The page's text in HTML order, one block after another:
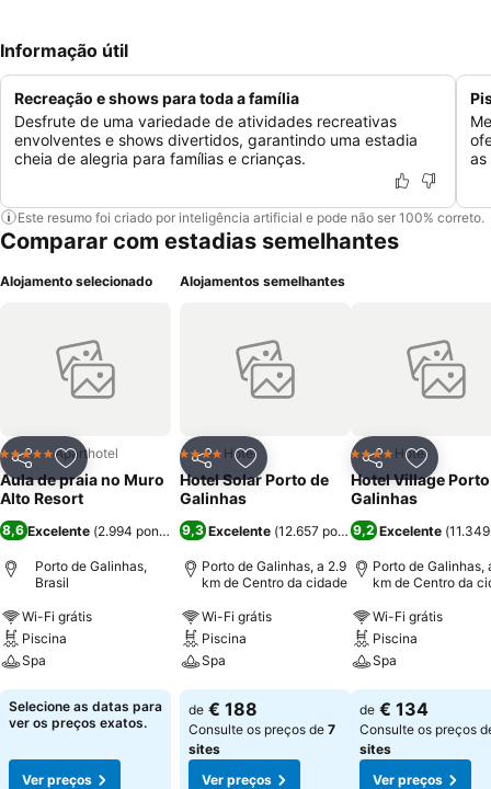
Informação útil
Recreação e shows para toda a família
Desfrute de uma variedade de atividades recreativas
envolventes e shows divertidos, garantindo uma estadia
cheia de alegria para famílias e crianças.
as
Este resumo foi criado por inteligência artificial e pode não ser 100% correto.
Comparar com estadias semelhantes
Alojamento selecionado
PartilharAdicionar aos favoritos
5 EstrelasAparthotel
Aula de praia no Muro
Alto Resort
8,6 Excelente (2.994 pontuações)
Porto de Galinhas,
Brasil
Wi-Fi grátis
Piscina
Spa
Ver preços
Selecione as datas para
ver os preços exatos.
Ver preços
Alojamentos semelhantes
PartilharAdicionar aos favoritos
4 EstrelasHotel
Hotel Solar Porto de
Galinhas
9,3 Excelente (12.657 pontuações)
Porto de Galinhas, a 2.9
km de Centro da cidade
Wi-Fi grátis
Piscina
Spa
Ver preços
de € 188
Consulte os preços de 7
sites
Ver preços
Partilhar
4 EstrelasHotel
Hotel Village Porto
Galinhas
9,2 Excelente (
Porto de Galinhas,
km de Centro da
Wi-Fi grátis
Piscina
Spa
Ver preços
de € 134
Consulte os preços
sites
Ver preços